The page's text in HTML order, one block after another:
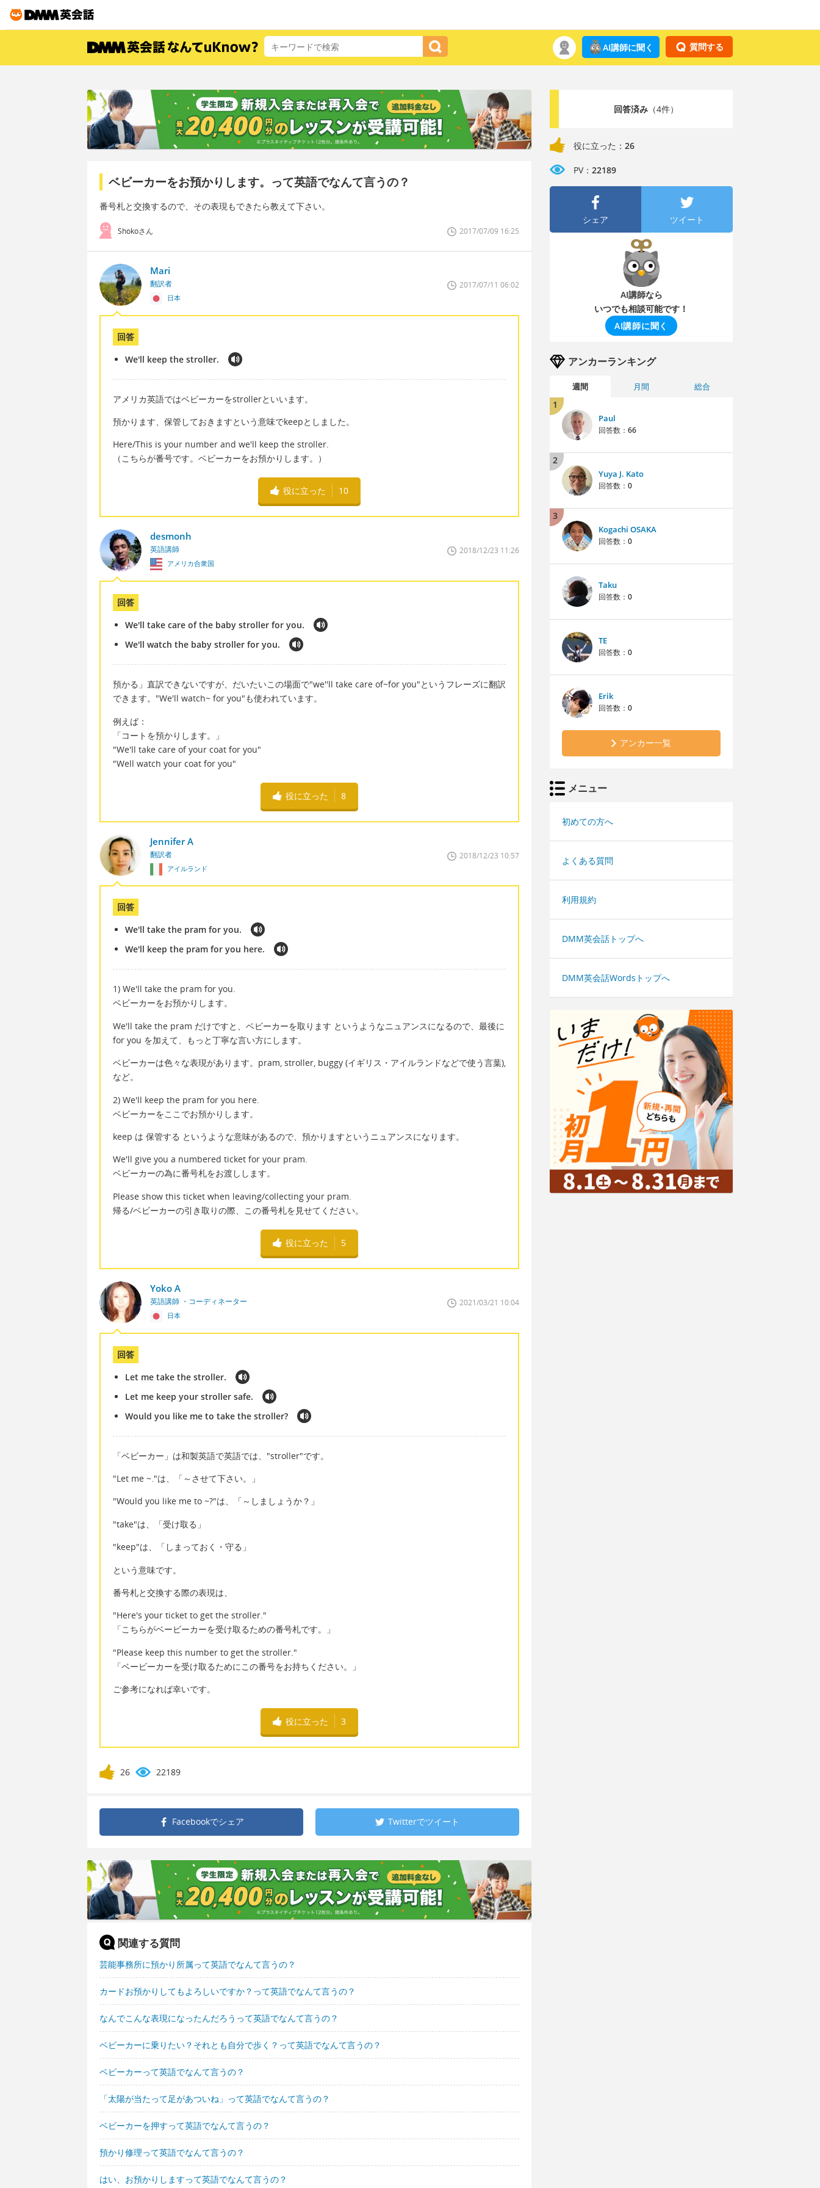
質問する
AI講師に聞く
ベビーカーをお預かりします。って英語でなんて言うの？
番号札と交換するので、その表現もできたら教えて下さい。
Shokoさん 2017/07/09 16:25
Mari
翻訳者
日本
2017/07/11 06:02
回答
We'll keep the stroller.
アメリカ英語ではベビーカーをstrollerといいます。
預かります、保管しておきますという意味でkeepとしました。
Here/This is your number and we'll keep the stroller.
（こちらが番号です。ベビーカーをお預かりします。）
役に立った 10
desmonh
英語講師
アメリカ合衆国
2018/12/23 11:26
回答
We'll take care of the baby stroller for you.
We'll watch the baby stroller for you.
預かる」直訳できないですが、だいたいこの場面で"we''ll take care of~for you"というフレーズに翻訳
できます。"We'll watch~ for you"も使われています。
例えば：
「コートを預かりします。」
"We'll take care of your coat for you"
"Well watch your coat for you"
役に立った 8
Jennifer A
翻訳者
アイルランド
2018/12/23 10:57
回答
We'll take the pram for you.
We'll keep the pram for you here.
1) We'll take the pram for you.
ベビーカーをお預かりします。
We'll take the pram だけですと、ベビーカーを取ります というようなニュアンスになるので、最後に
for you を加えて、もっと丁寧な言い方にします。
ベビーカーは色々な表現があります。pram, stroller, buggy (イギリス・アイルランドなどで使う言葉),
など。
2) We'll keep the pram for you here.
ベビーカーをここでお預かりします。
keep は 保管する というような意味があるので、預かりますというニュアンスになります。
We'll give you a numbered ticket for your pram.
ベビーカーの為に番号札をお渡しします。
Please show this ticket when leaving/collecting your pram.
帰る/ベビーカーの引き取りの際、この番号札を見せてください。
役に立った 5
Yoko A
英語講師 ・コーディネーター
日本
2021/03/21 10:04
回答
Let me take the stroller.
Let me keep your stroller safe.
Would you like me to take the stroller?
「ベビーカー」は和製英語で英語では、"stroller"です。
"Let me ~."は、「～させて下さい。」
"Would you like me to ~?"は、「～しましょうか？」
"take"は、「受け取る」
"keep"は、「しまっておく・守る」
という意味です。
番号札と交換する際の表現は、
"Here's your ticket to get the stroller."
「こちらがベービーカーを受け取るための番号札です。」
"Please keep this number to get the stroller."
「ベービーカーを受け取るためにこの番号をお持ちください。」
ご参考になれば幸いです。
役に立った 3
26 22189
Facebookでシェア Twitterでツイート
関連する質問
芸能事務所に預かり所属って英語でなんて言うの？
カードお預かりしてもよろしいですか？って英語でなんて言うの？
なんでこんな表現になったんだろうって英語でなんて言うの？
ベビーカーに乗りたい？それとも自分で歩く？って英語でなんて言うの？
ベビーカーって英語でなんて言うの？
「太陽が当たって足があついね」って英語でなんて言うの？
ベビーカーを押すって英語でなんて言うの？
預かり修理って英語でなんて言うの？
はい、お預かりしますって英語でなんて言うの？
回答済み（4件）
役に立った： 26
PV： 22189
シェア ツイート
AI講師なら
いつでも相談可能です！
AI講師に聞く
アンカーランキング
週間 月間 総合
1
Paul
回答数： 66
2
Yuya J. Kato
回答数： 0
3
Kogachi OSAKA
回答数： 0
Taku
回答数： 0
TE
回答数： 0
Erik
回答数： 0
アンカー一覧
メニュー
初めての方へ
よくある質問
利用規約
DMM英会話トップへ
DMM英会話Wordsトップへ